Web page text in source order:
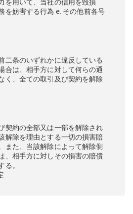
を用いて、当社の信用を毀損
を妨害する行為 e. その他前各号
二条のいずれかに違反している
合は、相手方に対して何らの通
く、全ての取引及び契約を解除
契約の全部又は一部を解除され
解除を理由とする一切の損害賠
また、当該解除によって解除側
、相手方に対しその損害の賠償
る。